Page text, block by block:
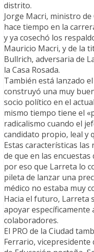
distrito.
Jorge Macri, ministro
hace tiempo en la
y ya cosechó los
Mauricio Macri, y de la
Bullrich, adversaria de
la Casa Rosada.
También está lanzado
construyó una muy
socio político en el
mismo tiempo tiene el
radicalismo cuando el
candidato propio, leal y
Estas características
de que en las
por eso que Larreta lo
pileta de lanzar una
médico no estaba muy
Hacia el futuro, Larreta
apoyar específicamente
colaboradores.
El PRO de la Ciudad
Ferrario, vicepresidente